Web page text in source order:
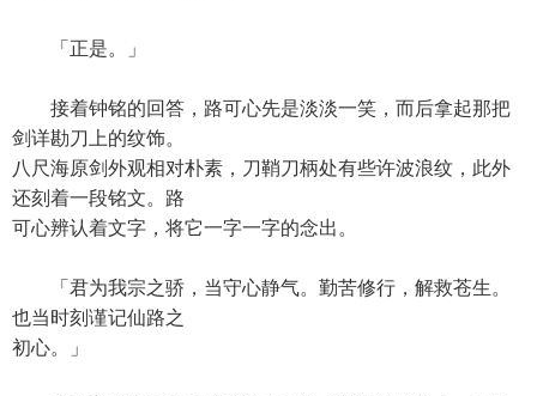
「正是。」
接着钟铭的回答，路可心先是淡淡一笑，而后拿起那把
剑详勘刀上的纹饰。
八尺海原剑外观相对朴素，刀鞘刀柄处有些许波浪纹，此外
还刻着一段铭文。路
可心辨认着文字，将它一字一字的念出。
「君为我宗之骄，当守心静气。勤苦修行，解救苍生。
也当时刻谨记仙路之
初心。」